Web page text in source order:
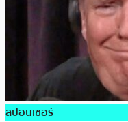
สปอนเซอร์